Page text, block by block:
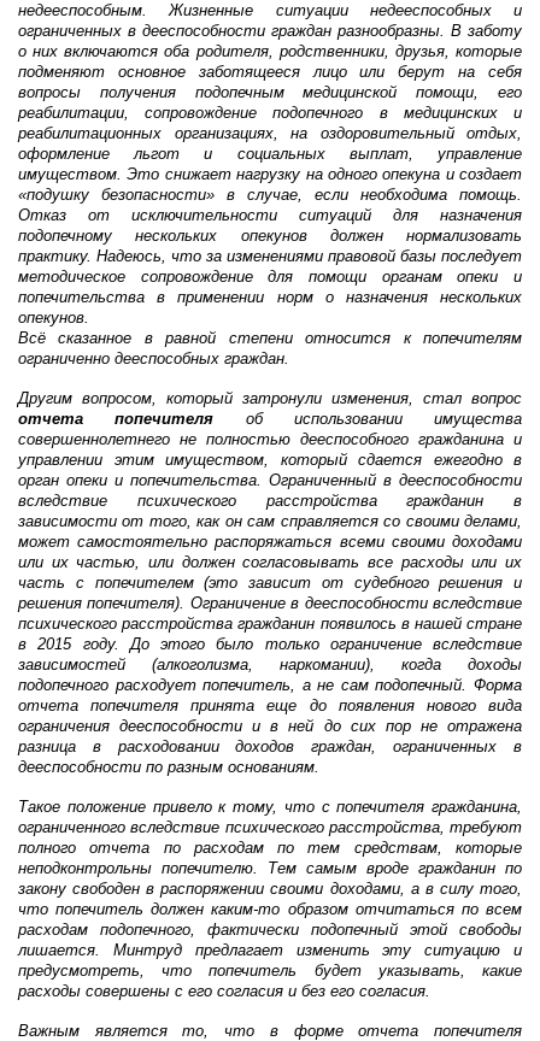
недееспособным. Жизненные ситуации недееспособных и
ограниченных в дееспособности граждан разнообразны. В заботу
о них включаются оба родителя, родственники, друзья, которые
подменяют основное заботящееся лицо или берут на себя
вопросы получения подопечным медицинской помощи, его
реабилитации, сопровождение подопечного в медицинских и
реабилитационных организациях, на оздоровительный отдых,
оформление льгот и социальных выплат, управление
имуществом. Это снижает нагрузку на одного опекуна и создает
«подушку безопасности» в случае, если необходима помощь.
Отказ от исключительности ситуаций для назначения
подопечному нескольких опекунов должен нормализовать
практику. Надеюсь, что за изменениями правовой базы последует
методическое сопровождение для помощи органам опеки и
попечительства в применении норм о назначения нескольких
опекунов.
Всё сказанное в равной степени относится к попечителям
ограниченно дееспособных граждан.
Другим вопросом, который затронули изменения, стал вопрос
отчета попечителя об использовании имущества
совершеннолетнего не полностью дееспособного гражданина и
управлении этим имуществом, который сдается ежегодно в
орган опеки и попечительства. Ограниченный в дееспособности
вследствие психического расстройства гражданин в
зависимости от того, как он сам справляется со своими делами,
может самостоятельно распоряжаться всеми своими доходами
или их частью, или должен согласовывать все расходы или их
часть с попечителем (это зависит от судебного решения и
решения попечителя). Ограничение в дееспособности вследствие
психического расстройства гражданин появилось в нашей стране
в 2015 году. До этого было только ограничение вследствие
зависимостей (алкоголизма, наркомании), когда доходы
подопечного расходует попечитель, а не сам подопечный. Форма
отчета попечителя принята еще до появления нового вида
ограничения дееспособности и в ней до сих пор не отражена
разница в расходовании доходов граждан, ограниченных в
дееспособности по разным основаниям.
Такое положение привело к тому, что с попечителя гражданина,
ограниченного вследствие психического расстройства, требуют
полного отчета по расходам по тем средствам, которые
неподконтрольны попечителю. Тем самым вроде гражданин по
закону свободен в распоряжении своими доходами, а в силу того,
что попечитель должен каким-то образом отчитаться по всем
расходам подопечного, фактически подопечный этой свободы
лишается. Минтруд предлагает изменить эту ситуацию и
предусмотреть, что попечитель будет указывать, какие
расходы совершены с его согласия и без его согласия.
Важным является то, что в форме отчета попечителя